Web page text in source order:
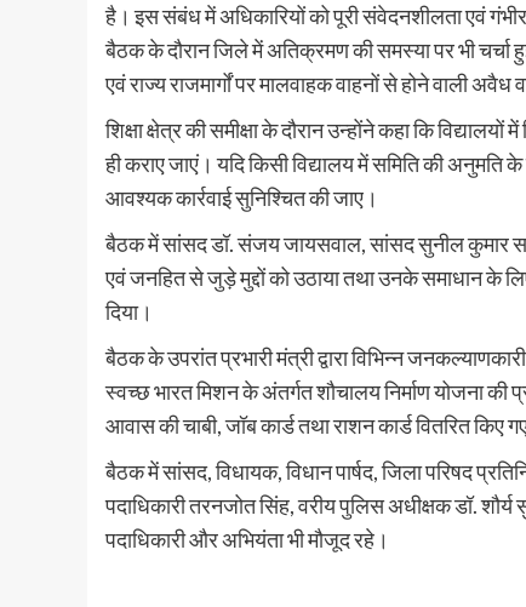
है। इस संबंध में अधिकारियों को पूरी संवेदनशीलता एवं
बैठक के दौरान जिले में अतिक्रमण की समस्या पर भी चर्चा
एवं राज्य राजमार्गों पर मालवाहक वाहनों से होने वाली
शिक्षा क्षेत्र की समीक्षा के दौरान उन्होंने कहा कि
ही कराए जाएं। यदि किसी विद्यालय में समिति की अनुमति
आवश्यक कार्रवाई सुनिश्चित की जाए।
बैठक में सांसद डॉ. संजय जायसवाल, सांसद सुनील कुमार
एवं जनहित से जुड़े मुद्दों को उठाया तथा उनके समाधान के
दिया।
बैठक के उपरांत प्रभारी मंत्री द्वारा विभिन्न
स्वच्छ भारत मिशन के अंतर्गत शौचालय निर्माण योजना की
आवास की चाबी, जॉब कार्ड तथा राशन कार्ड वितरित किए
बैठक में सांसद, विधायक, विधान पार्षद, जिला परिषद
पदाधिकारी तरनजोत सिंह, वरीय पुलिस अधीक्षक डॉ.
पदाधिकारी और अभियंता भी मौजूद रहे।